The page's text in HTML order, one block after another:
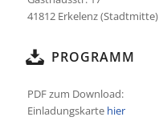
41812 Erkelenz (Stadtmitte)
PROGRAMM
PDF zum Download:
Einladungskartehier